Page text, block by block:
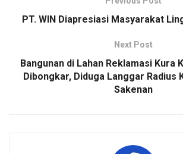
PT. WIN Diapresiasi Masyarakat
Next Post
Bangunan di Lahan Reklamasi Kura
Dibongkar, Diduga Langgar Radius
Sakenan